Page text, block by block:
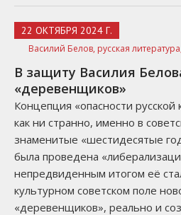
22 ОКТЯБРЯ 2024 Г.
Василий Белов, русская литература,
В защиту Василия
«деревенщиков»
Концепция «опасности русской
как ни странно, именно в
знаменитые «шестидесятые
была проведена
непредвиденным итогом её
культурном советском поле
«деревенщиков», реально и